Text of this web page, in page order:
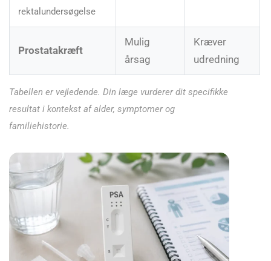
rektalundersøgelse
Prostatakræft
Mulig
årsag
Kræver
udredning
Tabellen er vejledende. Din læge vurderer dit specifikke
resultat i kontekst af alder, symptomer og
familiehistorie.